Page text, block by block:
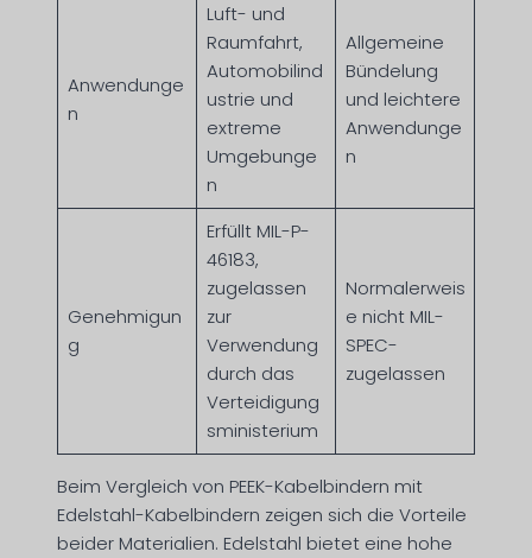
Anwendunge
n
Luft- und
Raumfahrt,
Automobilind
ustrie und
extreme
Umgebunge
n
Allgemeine
Bündelung
und leichtere
Anwendunge
n
Genehmigun
g
Erfüllt MIL-P-
46183,
zugelassen
zur
Verwendung
durch das
Verteidigung
sministerium
Normalerweis
e nicht MIL-
SPEC-
zugelassen
Beim Vergleich von PEEK-Kabelbindern mit
Edelstahl-Kabelbindern zeigen sich die Vorteile
beider Materialien. Edelstahl bietet eine hohe